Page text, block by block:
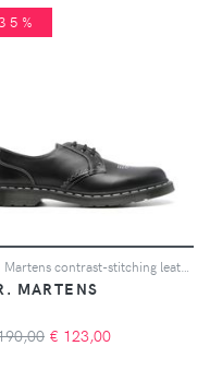
MARTENS
€ 123,00